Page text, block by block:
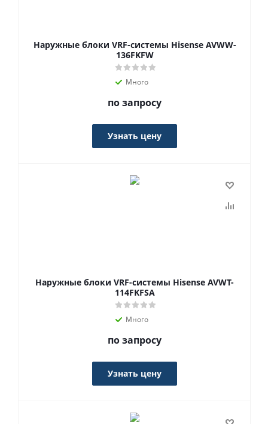
Наружные блоки VRF-системы Hisense AVWW-
136FKFW
Много
по запросу
Узнать цену
Наружные блоки VRF-системы Hisense AVWT-
114FKFSA
Много
по запросу
Узнать цену